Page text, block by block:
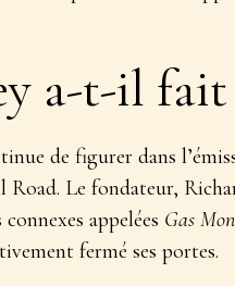
a-t-il
de figurer dans
Le fondateur,
appelées Gas
fermé ses portes.